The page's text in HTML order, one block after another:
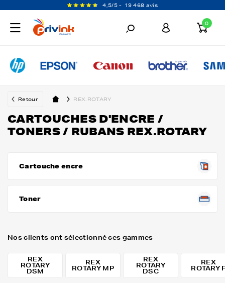
4,5/5 - 19 468 avis
0
Retour REX.ROTARY
CARTOUCHES D'ENCRE /
TONERS / RUBANS REX.ROTARY
Cartouche encre
Toner
Nos clients ont sélectionné ces gammes
REX
ROTARY
DSM
REX
ROTARY MP
REX
ROTARY
DSC
REX
ROTARY